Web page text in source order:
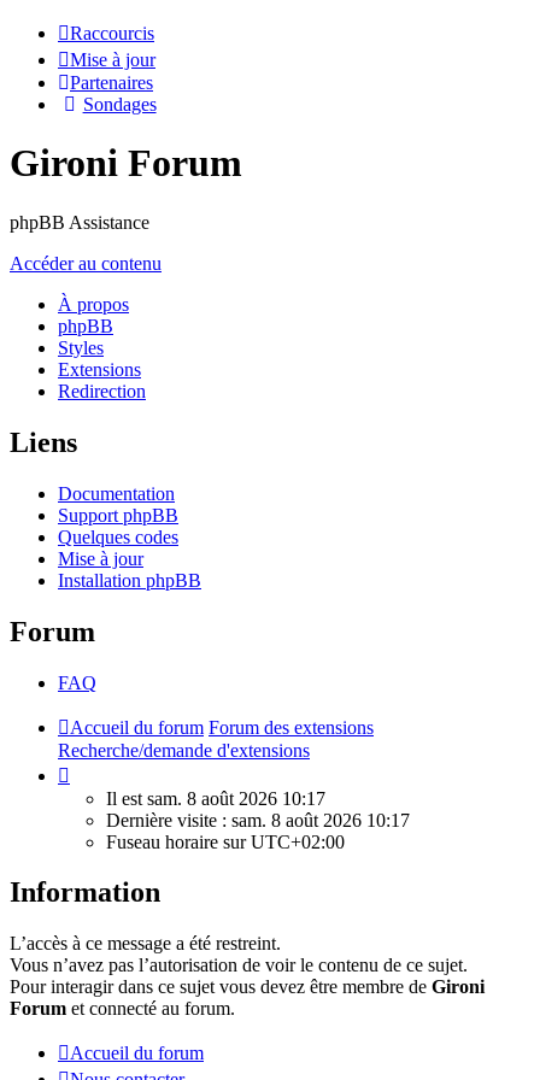
Raccourcis
Mise à jour
Partenaires
Sondages
Gironi Forum
phpBB Assistance
Accéder au contenu
À propos
phpBB
Styles
Extensions
Redirection
Liens
Documentation
Support phpBB
Quelques codes
Mise à jour
Installation phpBB
Forum
FAQ
Accueil du forum Forum des extensions
Recherche/demande d'extensions
est
sam.
10:17
Il est sam. 8 août 2026 10:17
Dernière visite : sam. 8 août 2026 10:17
Fuseau horaire surUTC+02:00
Information
L’accès à ce message a été restreint.
Vous n’avez pas l’autorisation de voir le contenu de ce sujet.
Pour interagir dans ce sujet vous devez être membre de Gironi
Forum et connecté au forum.
Accueil du forum